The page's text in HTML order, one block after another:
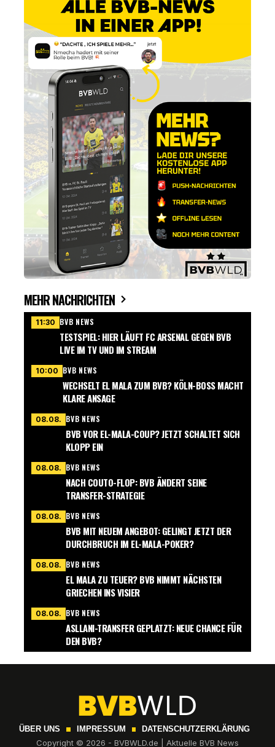
MEHR NACHRICHTEN
11:30 BVB NEWS
TESTSPIEL: HIER LÄUFT FC ARSENAL GEGEN BVB
LIVE IM TV UND IM STREAM
10:00 BVB NEWS
WECHSELT EL MALA ZUM BVB? KÖLN-BOSS MACHT
KLARE ANSAGE
08.08. BVB NEWS
BVB VOR EL-MALA-COUP? JETZT SCHALTET SICH
KLOPP EIN
08.08. BVB NEWS
NACH COUTO-FLOP: BVB ÄNDERT SEINE
TRANSFER-STRATEGIE
08.08. BVB NEWS
BVB MIT NEUEM ANGEBOT: GELINGT JETZT DER
DURCHBRUCH IM EL-MALA-POKER?
08.08. BVB NEWS
EL MALA ZU TEUER? BVB NIMMT NÄCHSTEN
GRIECHEN INS VISIER
08.08. BVB NEWS
ASLLANI-TRANSFER GEPLATZT: NEUE CHANCE FÜR
DEN BVB?
ÜBER UNS IMPRESSUM DATENSCHUTZERKLÄRUNG
Copyright © 2026 - BVBWLD.de | Aktuelle BVB News